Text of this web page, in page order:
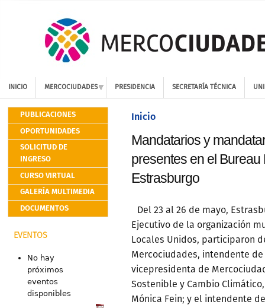
INICIO MERCOCIUDADES PRESIDENCIA SECRETARÍA TÉCNICA
PUBLICACIONES
OPORTUNIDADES
SOLICITUD DE
INGRESO
CURSO VIRTUAL
GALERÍA MULTIMEDIA
DOCUMENTOS
EVENTOS
No hay
próximos
eventos
disponibles
Inicio
Mandatarios y
presentes en el
Estrasburgo
Del 23 al 26 de mayo,
Ejecutivo de la organización
Locales Unidos, participaron
Mercociudades, intendente de
vicepresidenta de
Sostenible y Cambio
Mónica Fein; y el intendente